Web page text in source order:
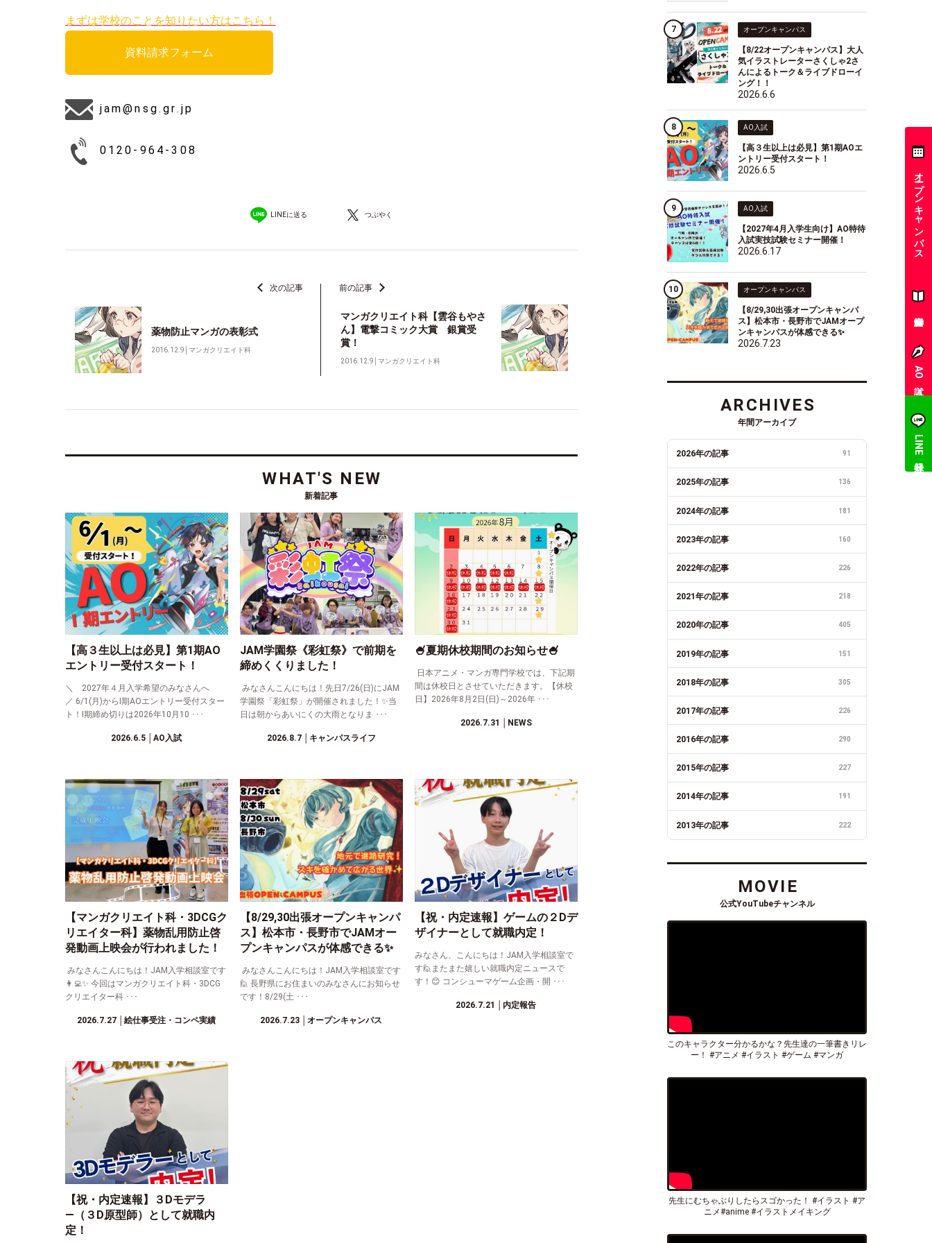
まずは学校のことを知りたい方はこちら！
資料請求フォーム
jam@nsg.gr.jp
0120-964-308
LINEに送る つぶやく
次の記事
薬物防止マンガの表彰式
2016.12.9 マンガクリエイト科
前の記事
マンガクリエイト科【雲谷もやさ
ん】電撃コミック大賞 銀賞受
賞！
2016.12.9 │マンガクリエイト科
WHAT'S NEW
新着記事
【高３生以上は必見】第1期AO
エントリー受付スタート！
＼ 2027年４月入学希望のみなさんへ
／ 6/1(月)からⅠ期AOエントリー受付スター
ト！Ⅰ期締め切りは2026年10月10 ･･･
2026.6.5 │AO入試
JAM学園祭《彩虹祭》で前期を
締めくくりました！
みなさんこんにちは！先日7/26(日)にJAM
学園祭「彩虹祭」が開催されました！✨当
日は朝からあいにくの大雨となりま ･･･
2026.8.7│キャンパスライフ
🍧夏期休校期間のお知らせ🍧
日本アニメ・マンガ専門学校では、下記期
間は休校日とさせていただきます。【休校
日】2026年8月2日(日)～2026年 ･･･
2026.7.31 │NEWS
【マンガクリエイト科・3DCGク
リエイター科】薬物乱用防止啓
発動画上映会が行われました！
みなさんこんにちは！JAM入学相談室です
👩‍💻✨ 今回はマンガクリエイト科・3DCG
クリエイター科 ･･･
2026.7.27 │絵仕事受注・コンペ実績
【8/29,30出張オープンキャンパ
ス】松本市・長野市でJAMオー
プンキャンパスが体感できる✨
みなさんこんにちは！JAM入学相談室です
🙋 長野県にお住まいのみなさんにお知らせ
です！8/29(土 ･･･
2026.7.23 │オープンキャンパス
【祝・内定速報】ゲームの２Dデ
ザイナーとして就職内定！
みなさん、こんにちは！JAM入学相談室で
す🙋またまた嬉しい就職内定ニュースで
す！😊 コンシューマゲーム企画・開 ･･･
2026.7.21 │内定報告
【祝・内定速報】３Dモデラ
―（３D原型師）として就職内
定！
オープンキャンパス
【8/22オープンキャンパス】大人
気イラストレーターさくしゃ2さ
んによるトーク＆ライブドローイ
ング！！
2026.6.6
AO入試
【高３生以上は必見】第1期AOエ
ントリー受付スタート！
2026.6.5
AO入試
【2027年4月入学生向け】AO特待
入試実技試験セミナー開催！
2026.6.17
オープンキャンパス
【8/29,30出張オープンキャンパ
ス】松本市・長野市でJAMオープ
ンキャンパスが体感できる✨
2026.7.23
ARCHIVES
年間アーカイブ
2026年の記事 91
2025年の記事 136
2024年の記事 181
2023年の記事 160
2022年の記事 226
2021年の記事 218
2020年の記事 405
2019年の記事 151
2018年の記事 305
2017年の記事 226
2016年の記事 290
2015年の記事 227
2014年の記事 191
2013年の記事 222
MOVIE
公式YouTubeチャンネル
このキャラクター分かるかな？先生達の一筆書きリレ
ー！ #アニメ #イラスト #ゲーム #マンガ
先生にむちゃぶりしたらスゴかった！ #イラスト #ア
ニメ#anime #イラストメイキング
オープンキャンパス
AO入試
LINE登録